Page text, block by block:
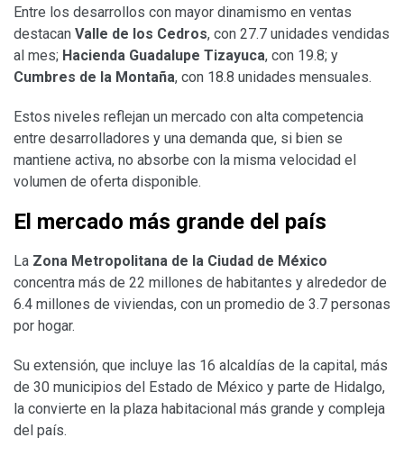
Entre los desarrollos con mayor dinamismo en ventas
destacan Valle de los Cedros, con 27.7 unidades vendidas
al mes; Hacienda Guadalupe Tizayuca, con 19.8; y
Cumbres de la Montaña, con 18.8 unidades mensuales.
Estos niveles reflejan un mercado con alta competencia
entre desarrolladores y una demanda que, si bien se
mantiene activa, no absorbe con la misma velocidad el
volumen de oferta disponible.
El mercado más grande del país
La Zona Metropolitana de la Ciudad de México
concentra más de 22 millones de habitantes y alrededor de
6.4 millones de viviendas, con un promedio de 3.7 personas
por hogar.
Su extensión, que incluye las 16 alcaldías de la capital, más
de 30 municipios del Estado de México y parte de Hidalgo,
la convierte en la plaza habitacional más grande y compleja
del país.